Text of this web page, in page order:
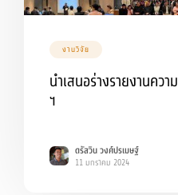
งานวิจัย
นำเสนอร่างรายงานคว
ฯ
ดรัสวิน วงศ์ปรเมษฐ์
11 มกราคม 2024